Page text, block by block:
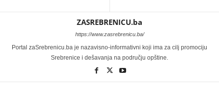
ZASREBRENICU.ba
https://www.zasrebrenicu.ba/
Portal zaSrebrenicu.ba je nazavisno-informativni koji ima za cilj promociju
Srebrenice i dešavanja na području opštine.